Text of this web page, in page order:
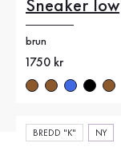
Sneaker low
brun
Nytt pris
1750 kr
BREDD "K" NY